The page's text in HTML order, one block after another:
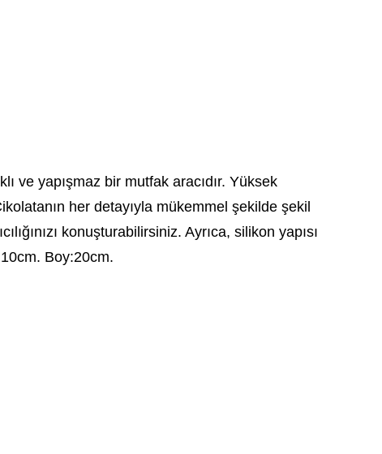
ve yapışmaz bir mutfak aracıdır. Yüksek
her detayıyla mükemmel şekilde şekil
konuşturabilirsiniz. Ayrıca, silikon yapısı
Boy:20cm.